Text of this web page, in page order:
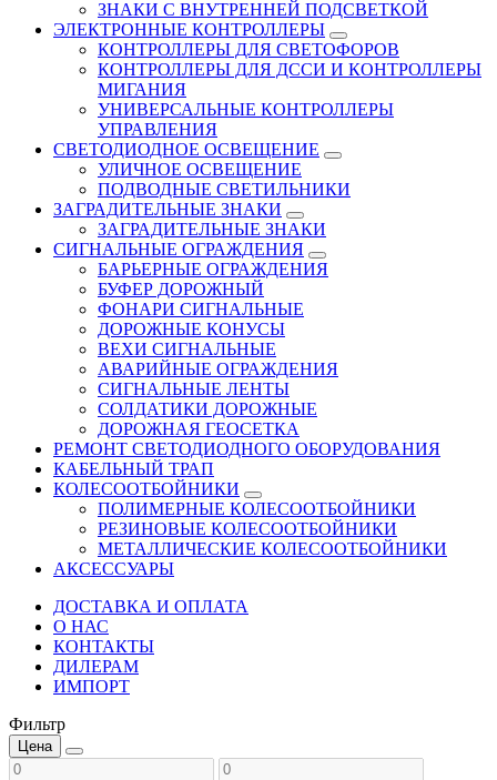
ЗНАКИ С ВНУТРЕННЕЙ ПОДСВЕТКОЙ
ЭЛЕКТРОННЫЕ КОНТРОЛЛЕРЫ
КОНТРОЛЛЕРЫ ДЛЯ СВЕТОФОРОВ
КОНТРОЛЛЕРЫ ДЛЯ ДССИ И КОНТРОЛЛЕРЫ
МИГАНИЯ
УНИВЕРСАЛЬНЫЕ КОНТРОЛЛЕРЫ
УПРАВЛЕНИЯ
СВЕТОДИОДНОЕ ОСВЕЩЕНИЕ
УЛИЧНОЕ ОСВЕЩЕНИЕ
ПОДВОДНЫЕ СВЕТИЛЬНИКИ
ЗАГРАДИТЕЛЬНЫЕ ЗНАКИ
ЗАГРАДИТЕЛЬНЫЕ ЗНАКИ
СИГНАЛЬНЫЕ ОГРАЖДЕНИЯ
БАРЬЕРНЫЕ ОГРАЖДЕНИЯ
БУФЕР ДОРОЖНЫЙ
ФОНАРИ СИГНАЛЬНЫЕ
ДОРОЖНЫЕ КОНУСЫ
ВЕХИ СИГНАЛЬНЫЕ
АВАРИЙНЫЕ ОГРАЖДЕНИЯ
СИГНАЛЬНЫЕ ЛЕНТЫ
СОЛДАТИКИ ДОРОЖНЫЕ
ДОРОЖНАЯ ГЕОСЕТКА
РЕМОНТ СВЕТОДИОДНОГО ОБОРУДОВАНИЯ
КАБЕЛЬНЫЙ ТРАП
КОЛЕСООТБОЙНИКИ
ПОЛИМЕРНЫЕ КОЛЕСООТБОЙНИКИ
РЕЗИНОВЫЕ КОЛЕСООТБОЙНИКИ
МЕТАЛЛИЧЕСКИЕ КОЛЕСООТБОЙНИКИ
АКСЕССУАРЫ
ДОСТАВКА И ОПЛАТА
О НАС
КОНТАКТЫ
ДИЛЕРАМ
ИМПОРТ
Фильтр
Цена